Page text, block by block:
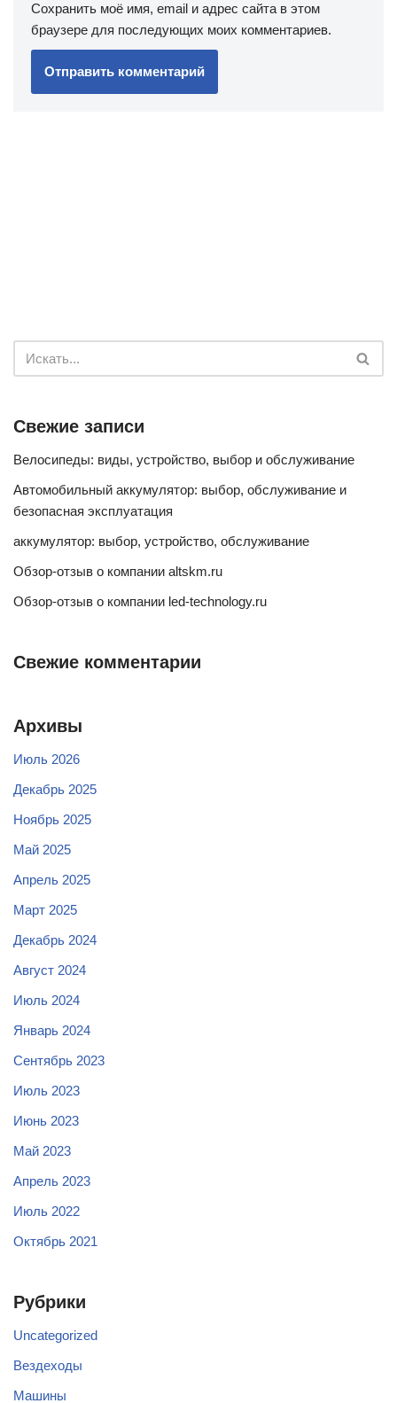
Сохранить моё имя, email и адрес сайта в этом
браузере для последующих моих комментариев.
Свежие записи
Велосипеды: виды, устройство, выбор и обслуживание
Автомобильный аккумулятор: выбор, обслуживание и
безопасная эксплуатация
аккумулятор: выбор, устройство, обслуживание
Обзор-отзыв о компании altskm.ru
Обзор-отзыв о компании led-technology.ru
Свежие комментарии
Архивы
Июль 2026
Декабрь 2025
Ноябрь 2025
Май 2025
Апрель 2025
Март 2025
Декабрь 2024
Август 2024
Июль 2024
Январь 2024
Сентябрь 2023
Июль 2023
Июнь 2023
Май 2023
Апрель 2023
Июль 2022
Октябрь 2021
Рубрики
Uncategorized
Вездеходы
Машины